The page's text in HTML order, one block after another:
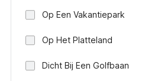
Op Een Vakantiepark
Op Het Platteland
Dicht Bij Een Golfbaan